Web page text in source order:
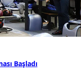
Başladı